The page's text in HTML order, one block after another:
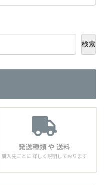
検索
発送種類 や 送料
購入先ごとに 詳しく説明しております